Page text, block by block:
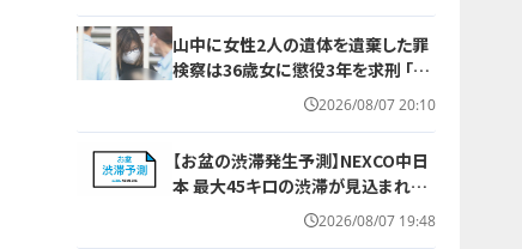
山中に女性2人の遺体を遺棄した罪
検察は36歳女に懲役3年を求刑 ｢遺
棄時に近くに居続けたこと自体が重
要な寄与｣ 女は｢黙秘します｣弁護側
2026/08/07 20:10
【お盆の渋滞発生予測】NEXCO中日
本 最大45キロの渋滞が見込まれる
区間も… 中央道・東名・新東名・東名
阪道・伊勢湾岸道・北陸道など 一覧
2026/08/07 19:48